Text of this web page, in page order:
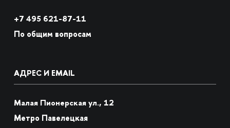
+7 495 621-87-11
По общим вопросам
АДРЕС И EMAIL
Малая Пионерская ул., 12
Метро Павелецкая